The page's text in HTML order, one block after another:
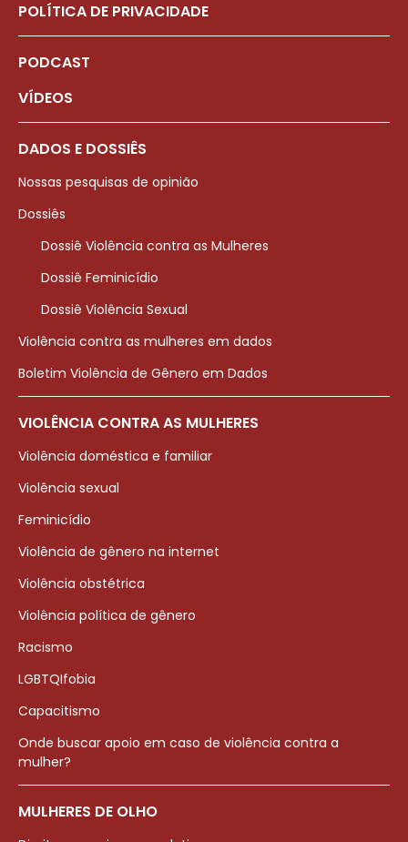
POLÍTICA DE PRIVACIDADE
PODCAST
VÍDEOS
DADOS E DOSSIÊS
Nossas pesquisas de opinião
Dossiês
Dossiê Violência contra as Mulheres
Dossiê Feminicídio
Dossiê Violência Sexual
Violência contra as mulheres em dados
Boletim Violência de Gênero em Dados
VIOLÊNCIA CONTRA AS MULHERES
Violência doméstica e familiar
Violência sexual
Feminicídio
Violência de gênero na internet
Violência obstétrica
Violência política de gênero
Racismo
LGBTQIfobia
Capacitismo
Onde buscar apoio em caso de violência contra a
mulher?
MULHERES DE OLHO